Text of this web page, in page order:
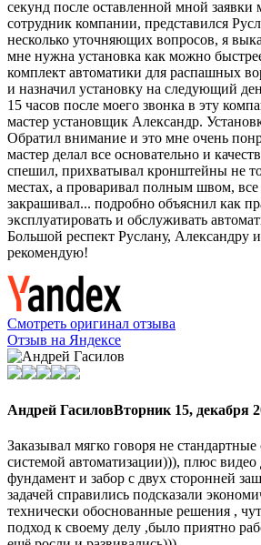
секунд после оставленной мной заявки
сотрудник компании, представился
несколько уточняющих вопросов, я
мне нужна установка как можно
комплект автоматики для распашных
и назначил установку на следующий
15 часов после моего звонка в эту
мастер установщик Александр.
Обратил внимание и это мне очень
мастер делал все основательно и
спешил, прихватывал кронштейны не
местах, а проваривал полным швом,
закрашивал... подробно объяснил как
эксплуатировать и обслуживать
Большой респект Руслану, Александру
рекомендую!
Смотреть оригинал отзыва
Отзыв на Яндексе
Андрей ГасиловВторник 15, декабря
Заказывал мягко говоря не
системой автоматизации))), плюс
фундамент и забор с двух сторонней
задачей справились подсказали
технически обоснованные решения ,
подход к своему делу ,было приятно